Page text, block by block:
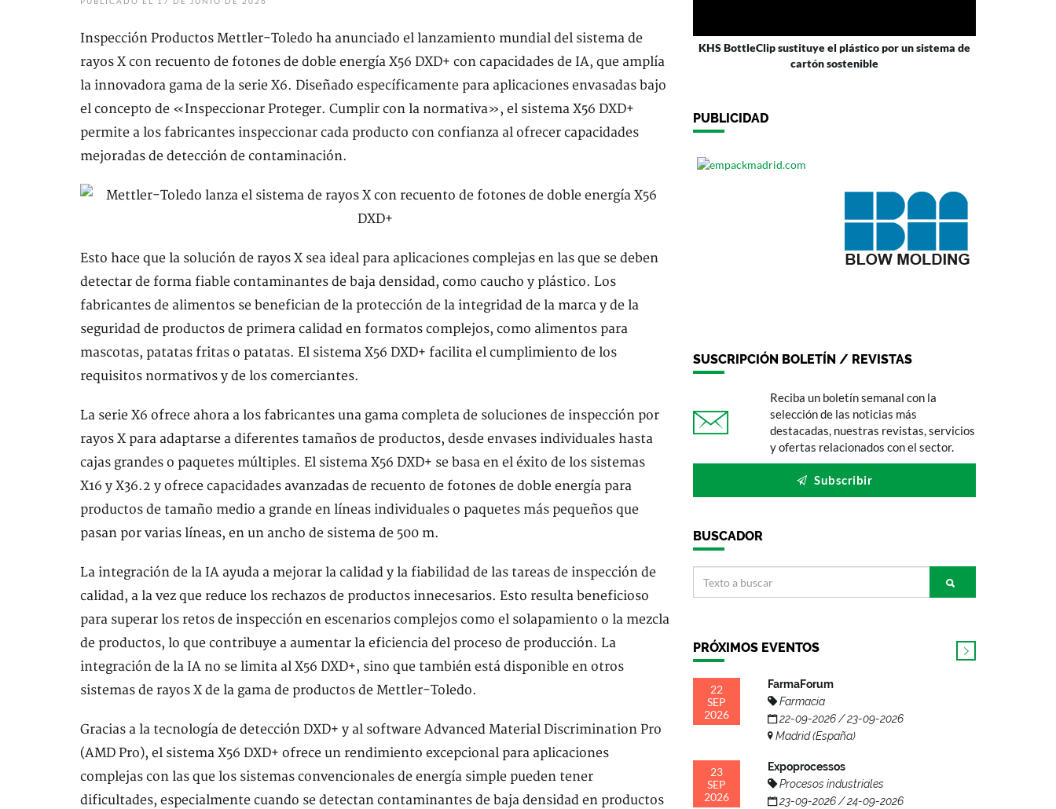
Inspección Productos Mettler-Toledo ha anunciado el lanzamiento mundial del sistema de
rayos X con recuento de fotones de doble energía X56 DXD+ con capacidades de IA, que amplía
la innovadora gama de la serie X6. Diseñado específicamente para aplicaciones envasadas bajo
el concepto de «Inspeccionar Proteger. Cumplir con la normativa», el sistema X56 DXD+
permite a los fabricantes inspeccionar cada producto con confianza al ofrecer capacidades
mejoradas de detección de contaminación.
Esto hace que la solución de rayos X sea ideal para aplicaciones complejas en las que se deben
detectar de forma fiable contaminantes de baja densidad, como caucho y plástico. Los
fabricantes de alimentos se benefician de la protección de la integridad de la marca y de la
seguridad de productos de primera calidad en formatos complejos, como alimentos para
mascotas, patatas fritas o patatas. El sistema X56 DXD+ facilita el cumplimiento de los
requisitos normativos y de los comerciantes.
La serie X6 ofrece ahora a los fabricantes una gama completa de soluciones de inspección por
rayos X para adaptarse a diferentes tamaños de productos, desde envases individuales hasta
cajas grandes o paquetes múltiples. El sistema X56 DXD+ se basa en el éxito de los sistemas
X16 y X36.2 y ofrece capacidades avanzadas de recuento de fotones de doble energía para
productos de tamaño medio a grande en líneas individuales o paquetes más pequeños que
pasan por varias líneas, en un ancho de sistema de 500 m.
La integración de la IA ayuda a mejorar la calidad y la fiabilidad de las tareas de inspección de
calidad, a la vez que reduce los rechazos de productos innecesarios. Esto resulta beneficioso
para superar los retos de inspección en escenarios complejos como el solapamiento o la mezcla
de productos, lo que contribuye a aumentar la eficiencia del proceso de producción. La
integración de la IA no se limita al X56 DXD+, sino que también está disponible en otros
sistemas de rayos X de la gama de productos de Mettler-Toledo.
Gracias a la tecnología de detección DXD+ y al software Advanced Material Discrimination Pro
(AMD Pro), el sistema X56 DXD+ ofrece un rendimiento excepcional para aplicaciones
complejas con las que los sistemas convencionales de energía simple pueden tener
dificultades, especialmente cuando se detectan contaminantes de baja densidad en productos
KHS BottleClip sustituye el plástico por un sistema de
cartón sostenible
PUBLICIDAD
SUSCRIPCIÓN BOLETÍN / REVISTAS
Reciba un boletín semanal con la
selección de las noticias más
destacadas, nuestras revistas, servicios
y ofertas relacionados con el sector.
Subscribir
BUSCADOR
PRÓXIMOS EVENTOS
22
SEP
2026
FarmaForum
Farmacia
22-09-2026 / 23-09-2026
Madrid (España)
23
SEP
2026
Expoprocessos
Procesos industriales
23-09-2026 / 24-09-2026